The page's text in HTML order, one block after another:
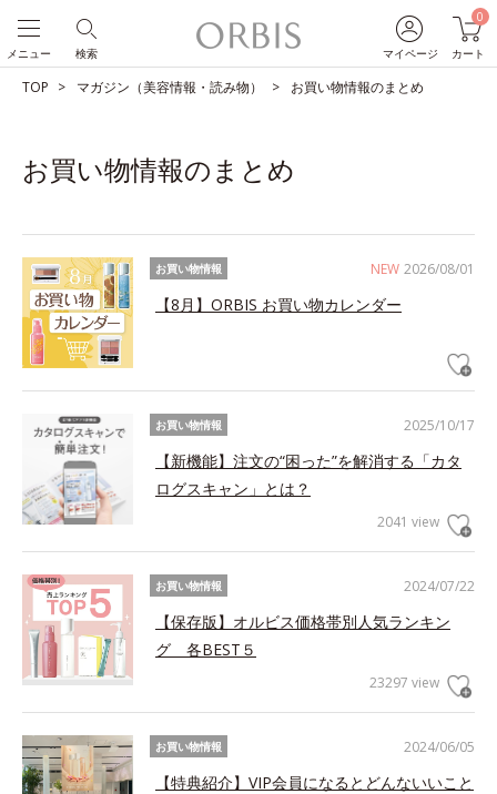
マイページ
0
カート
検索
メニュー
TOP マガジン（美容情報・読み物） お買い物情報のまとめ
お買い物情報のまとめ
NEW 2026/08/01
お買い物情報
【8月】ORBIS お買い物カレンダー
2025/10/17
お買い物情報
【新機能】注文の“困った”を解消する「カタ
ログスキャン」とは？
2041 view
2024/07/22
お買い物情報
【保存版】オルビス価格帯別人気ランキン
グ 各BEST５
23297 view
2024/06/05
お買い物情報
【特典紹介】VIP会員になるとどんないいこと